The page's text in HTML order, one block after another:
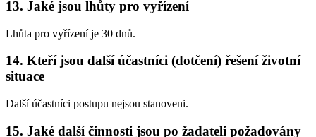
13. Jaké jsou lhůty pro vyřízení
Lhůta pro vyřízení je 30 dnů.
14. Kteří jsou další účastníci (dotčení) řešení životní
situace
Další účastníci postupu nejsou stanoveni.
15. Jaké další činnosti jsou po žadateli požadovány